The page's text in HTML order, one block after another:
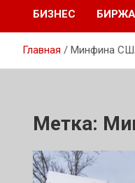
БИЗНЕС БИРЖА
Главная Минфина
Метка: